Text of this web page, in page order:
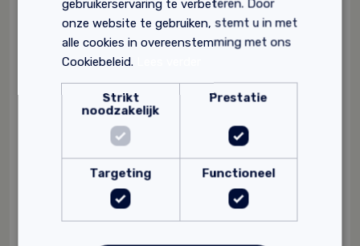
gebruikerservaring te verbeteren. Door
onze website te gebruiken, stemt u in met
alle cookies in overeenstemming met ons
Cookiebeleid.
Strikt
noodzakelijk
Prestatie
Targeting Functioneel